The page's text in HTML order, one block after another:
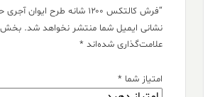
“فرش کالتکس ۱۲۰۰ شانه طرح ایوان آجری حاشیه کرم”
نشانی ایمیل شما منتشر نخواهد شد.
علامت‌گذاری شده‌اند *
امتیاز شما *